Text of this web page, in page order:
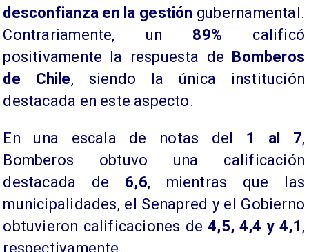
desconfianza en la gestión gubernamental.
Contrariamente, un 89% calificó
positivamente la respuesta de Bomberos
de Chile, siendo la única institución
destacada en este aspecto.
​En una escala de notas del 1 al 7,
Bomberos obtuvo una calificación
destacada de 6,6, mientras que las
municipalidades, el Senapred y el Gobierno
obtuvieron calificaciones de4,5, 4,4 y 4,1 ,
respectivamente.